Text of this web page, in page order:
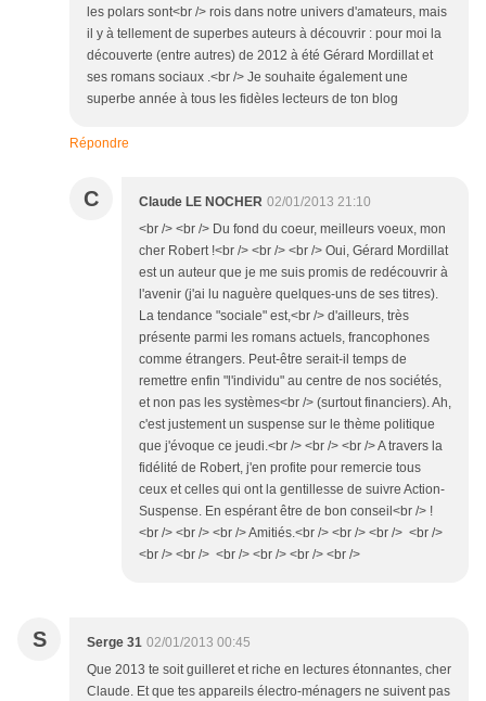
les polars sont<br /> rois dans notre univers d'amateurs, mais
il y à tellement de superbes auteurs à découvrir : pour moi la
découverte (entre autres) de 2012 à été Gérard Mordillat et
ses romans sociaux .<br /> Je souhaite également une
superbe année à tous les fidèles lecteurs de ton blog
Répondre
C Claude LE NOCHER 02/01/2013 21:10
<br /> <br /> Du fond du coeur, meilleurs voeux, mon
cher Robert !<br /> <br /> <br /> Oui, Gérard Mordillat
est un auteur que je me suis promis de redécouvrir à
l'avenir (j'ai lu naguère quelques-uns de ses titres).
La tendance "sociale" est,<br /> d'ailleurs, très
présente parmi les romans actuels, francophones
comme étrangers. Peut-être serait-il temps de
remettre enfin "l'individu" au centre de nos sociétés,
et non pas les systèmes<br /> (surtout financiers). Ah,
c'est justement un suspense sur le thème politique
que j'évoque ce jeudi.<br /> <br /> <br /> A travers la
fidélité de Robert, j'en profite pour remercie tous
ceux et celles qui ont la gentillesse de suivre Action-
Suspense. En espérant être de bon conseil<br /> !
<br /> <br /> <br /> Amitiés.<br /> <br /> <br /> <br />
<br /> <br /> <br /> <br /> <br /> <br />
S Serge 31 02/01/2013 00:45
Que 2013 te soit guilleret et riche en lectures étonnantes, cher
Claude. Et que tes appareils électro-ménagers ne suivent pas